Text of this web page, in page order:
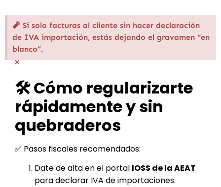
🧨 Si solo facturas al cliente sin hacer declaración
de IVA importación, estás dejando el gravamen “en
blanco”.
×
🛠️ Cómo regularizarte
rápidamente y sin
quebraderos
✅ Pasos fiscales recomendados:
Date de alta en el portal IOSS de la AEAT
para declarar IVA de importaciones.